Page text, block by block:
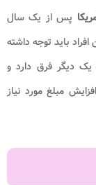
پس از یک سال
باید توجه داشته
یک دیگر فرق دارد و
مبلغ مورد نیاز